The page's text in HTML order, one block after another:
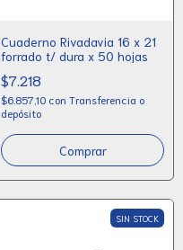
Cuaderno Rivadavia 16 x 21
forrado t/ dura x 50 hojas
$7.218
$6.857,10 con Transferencia o
depósito
Comprar
SIN STOCK